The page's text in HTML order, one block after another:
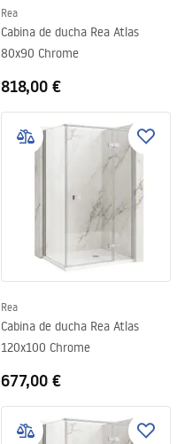
Rea
Cabina de ducha Rea Atlas
80x90 Chrome
818,00 €
Rea
Cabina de ducha Rea Atlas
120x100 Chrome
677,00 €